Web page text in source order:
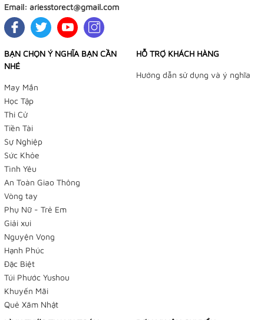
Email: ariesstorect@gmail.com
BẠN CHỌN Ý NGHĨA BẠN CẦN
NHÉ
May Mắn
Học Tập
Thi Cử
Tiền Tài
Sự Nghiệp
Sức Khỏe
Tình Yêu
An Toàn Giao Thông
Vòng tay
Phụ Nữ - Trẻ Em
Giải xui
Nguyện Vọng
Hạnh Phúc
Đặc Biệt
Túi Phước Yushou
Khuyến Mãi
Quẻ Xăm Nhật
HỖ TRỢ KHÁCH HÀNG
Hướng dẫn sử dụng và ý nghĩa